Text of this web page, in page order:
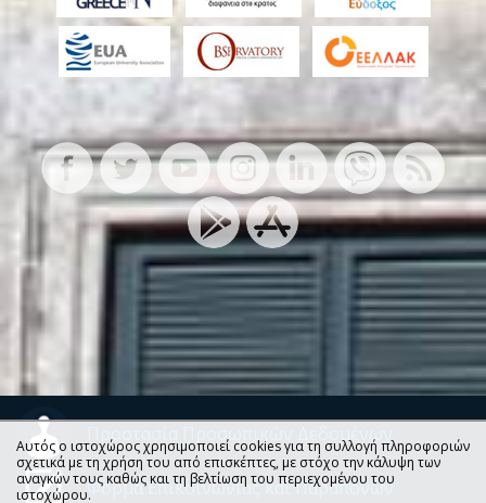
Προστασία Προσωπικών Δεδομένων
Φόρμα Επικοινωνίας και Παραπόνων
Αυτός ο ιστοχώρος χρησιμοποιεί cookies για τη συλλογή πληροφοριών
σχετικά με τη χρήση του από επισκέπτες, με στόχο την κάλυψη των
αναγκών τους καθώς και τη βελτίωση του περιεχομένου του
ιστοχώρου.